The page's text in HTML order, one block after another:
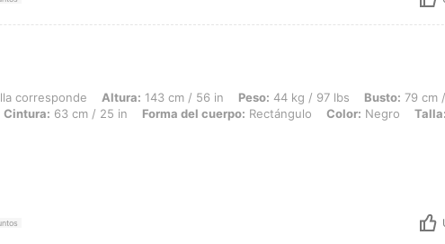
Altura: 143 cm / 56 in, Peso: 44 kg / 97 lbs, Busto: 79 cm / 31 in, Caderas:
corresponde Altura: 143 cm / 56 in Peso: 44 kg / 97 lbs Busto: 79 cm
Cintura: 63 cm / 25 in Forma del cuerpo: Rectángulo Color: Negro Talla: